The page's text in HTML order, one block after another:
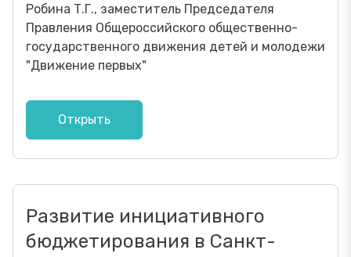
Робина Т.Г., заместитель Председателя
Правления Общероссийского общественно-
государственного движения детей и молодежи
"Движение первых"
Открыть
Развитие инициативного
бюджетирования в Санкт-